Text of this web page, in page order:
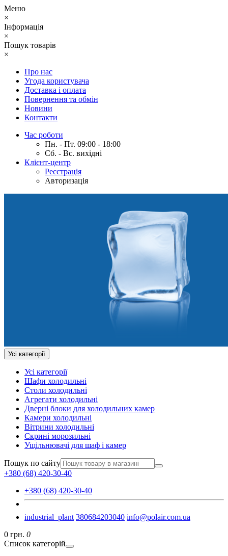
Меню
×
Інформація
×
Пошук товарів
×
Про нас
Угода користувача
Доставка і оплата
Повернення та обмін
Новини
Контакти
Час роботи
Пн. - Пт. 09:00 - 18:00
Сб. - Вс. вихідні
Клієнт-центр
Реєстрація
Авторизація
Усі категорії
Усі категорії
Шафи холодильні
Столи холодильні
Агрегати холодильні
Дверні блоки для холодильних камер
Камери холодильні
Вітрини холодильні
Скрині морозильні
Ущільнювачі для шаф і камер
Пошук по сайту
+380 (68) 420-30-40
+380 (68) 420-30-40
industrial_plant 380684203040 info@polair.com.ua
0 грн. 0
Список категорій